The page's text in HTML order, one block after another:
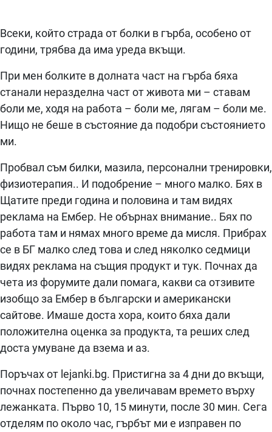
Всеки, който страда от болки в гърба, особено от
години, трябва да има уреда вкъщи.
При мен болките в долната част на гърба бяха
станали неразделна част от живота ми – ставам
боли ме, ходя на работа – боли ме, лягам – боли ме.
Нищо не беше в състояние да подобри състоянието
ми.
Пробвал съм билки, мазила, персонални тренировки,
физиотерапия.. И подобрение – много малко. Бях в
Щатите преди година и половина и там видях
реклама на Ембер. Не обърнах внимание.. Бях по
работа там и нямах много време да мисля. Прибрах
се в БГ малко след това и след няколко седмици
видях реклама на същия продукт и тук. Почнах да
чета из форумите дали помага, какви са отзивите
изобщо за Ембер в български и американски
сайтове. Имаше доста хора, които бяха дали
положителна оценка за продукта, та реших след
доста умуване да взема и аз.
Поръчах от lejanki.bg. Пристигна за 4 дни до вкъщи,
почнах постепенно да увеличавам времето върху
лежанката. Първо 10, 15 минути, после 30 мин. Сега
отделям по около час, гърбът ми е изправен по